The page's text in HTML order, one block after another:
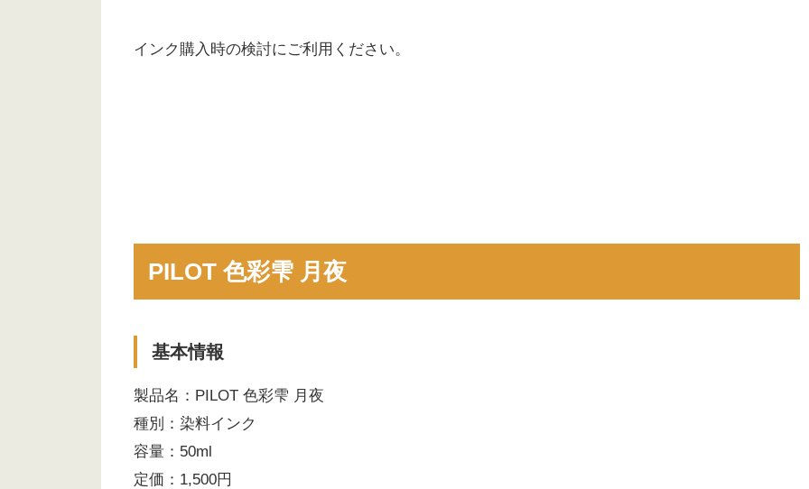
インク購入時の検討にご利用ください。
PILOT 色彩雫 月夜
基本情報
製品名：PILOT 色彩雫 月夜
種別：染料インク
容量：50ml
定価：1,500円